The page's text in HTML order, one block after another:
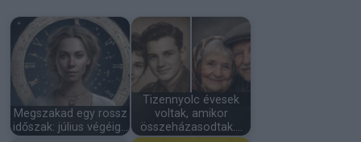
Megszakad egy rossz
időszak: július végéig…
Tizennyolc évesek
voltak, amikor
összeházasodtak.…